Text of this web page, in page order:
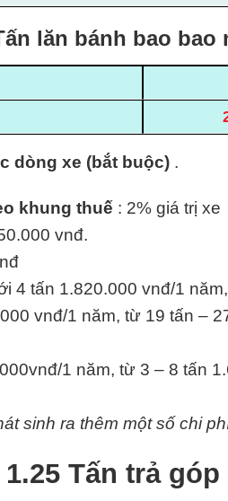
lăn bánh bao
dòng xe (bắt buộc) .
khung thuế : 2% giá trị xe
vnđ.
4 tấn 1.820.000 vnđ/1
vnđ/1 năm, từ 19 tấn –
1 năm, từ 3 – 8 tấn
sinh ra thêm một số chi
Tấn trả